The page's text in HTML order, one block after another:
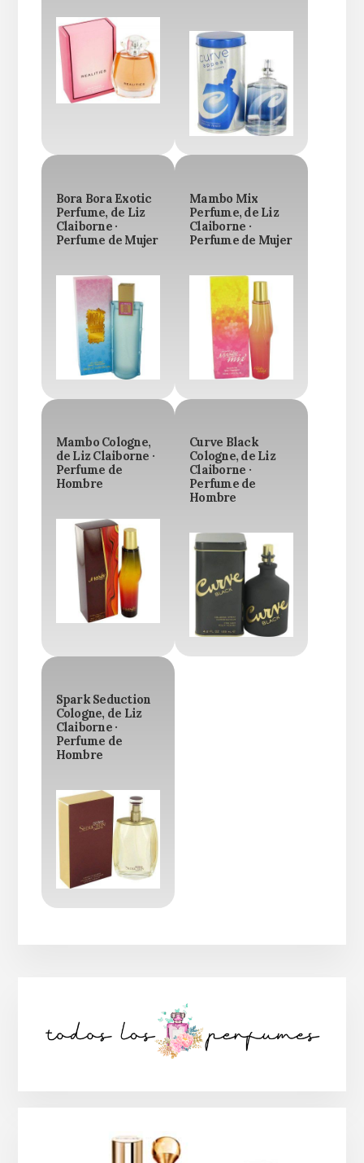
Bora Bora Exotic
Perfume, de Liz
Claiborne ·
Perfume de Mujer
Mambo Mix
Perfume, de Liz
Claiborne ·
Perfume de Mujer
Mambo Cologne,
de Liz Claiborne ·
Perfume de
Hombre
Curve Black
Cologne, de Liz
Claiborne ·
Perfume de
Hombre
Spark Seduction
Cologne, de Liz
Claiborne ·
Perfume de
Hombre
lateral